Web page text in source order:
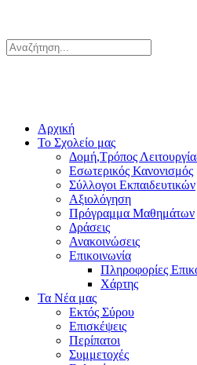
Αρχική
Το Σχολείο μας
Δομή,Τρόπος
Εσωτερικός Κανονισμός
Σύλλογοι Εκπαιδευτικών
Αξιολόγηση
Πρόγραμμα Μαθημάτων
Δράσεις
Ανακοινώσεις
Επικοινωνία
Πληροφορίες
Χάρτης
Τα Νέα μας
Εκτός Σύρου
Επισκέψεις
Περίπατοι
Συμμετοχές